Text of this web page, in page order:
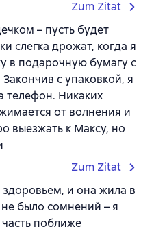
Zum Zitat
– пусть будет
слегка дрожат, когда я
в подарочную бумагу с
с упаковкой, я
телефон. Никаких
от волнения и
выезжать к Максу, но
Zum Zitat
и она жила в
было сомнений – я
поближе